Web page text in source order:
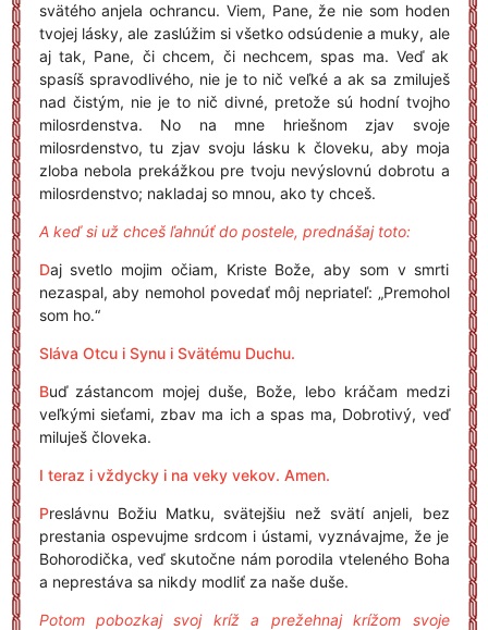
svätého anjela ochrancu. Viem, Pane, že nie som hoden
tvojej lásky, ale zaslúžim si všetko odsúdenie a muky, ale
aj tak, Pane, či chcem, či nechcem, spas ma. Veď ak
spasíš spravodlivého, nie je to nič veľké a ak sa zmiluješ
nad čistým, nie je to nič divné, pretože sú hodní tvojho
milosrdenstva. No na mne hriešnom zjav svoje
milosrdenstvo, tu zjav svoju lásku k človeku, aby moja
zloba nebola prekážkou pre tvoju nevýslovnú dobrotu a
milosrdenstvo; nakladaj so mnou, ako ty chceš.
A keď si už chceš ľahnúť do postele, prednášaj toto:
Daj svetlo mojim očiam, Kriste Bože, aby som v smrti
nezaspal, aby nemohol povedať môj nepriateľ: „Premohol
som ho.“
Sláva Otcu i Synu i Svätému Duchu.
Buď zástancom mojej duše, Bože, lebo kráčam medzi
veľkými sieťami, zbav ma ich a spas ma, Dobrotivý, veď
miluješ človeka.
I teraz i vždycky i na veky vekov. Amen.
Preslávnu Božiu Matku, svätejšiu než svätí anjeli, bez
prestania ospevujme srdcom i ústami, vyznávajme, že je
Bohorodička, veď skutočne nám porodila vteleného Boha
a neprestáva sa nikdy modliť za naše duše.
Potom pobozkaj svoj kríž a prežehnaj krížom svoje